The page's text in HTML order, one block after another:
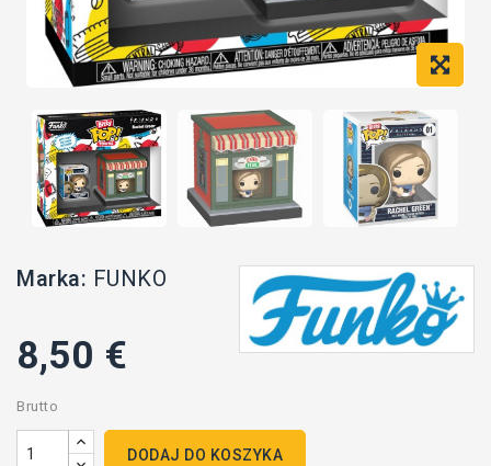
Marka: FUNKO
8,50 €
Brutto
DODAJ DO KOSZYKA